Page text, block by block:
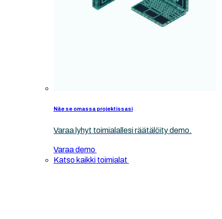
Näe se omassa projektissasi
Varaa lyhyt toimialallesi räätälöity demo.
Varaa demo
Katso kaikki toimialat